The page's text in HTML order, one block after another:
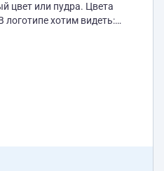
цвет или пудра. Цвета
логотипе хотим видеть:
продажей
Исполнение
вариантах круглый или